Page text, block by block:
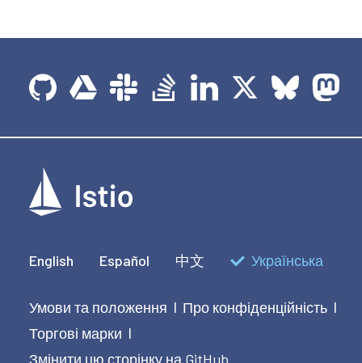
English Español 中文 Українська
Умови та положення | Про конфіденційність |
Торгові марки |
Змінити цю сторінку на GitHub